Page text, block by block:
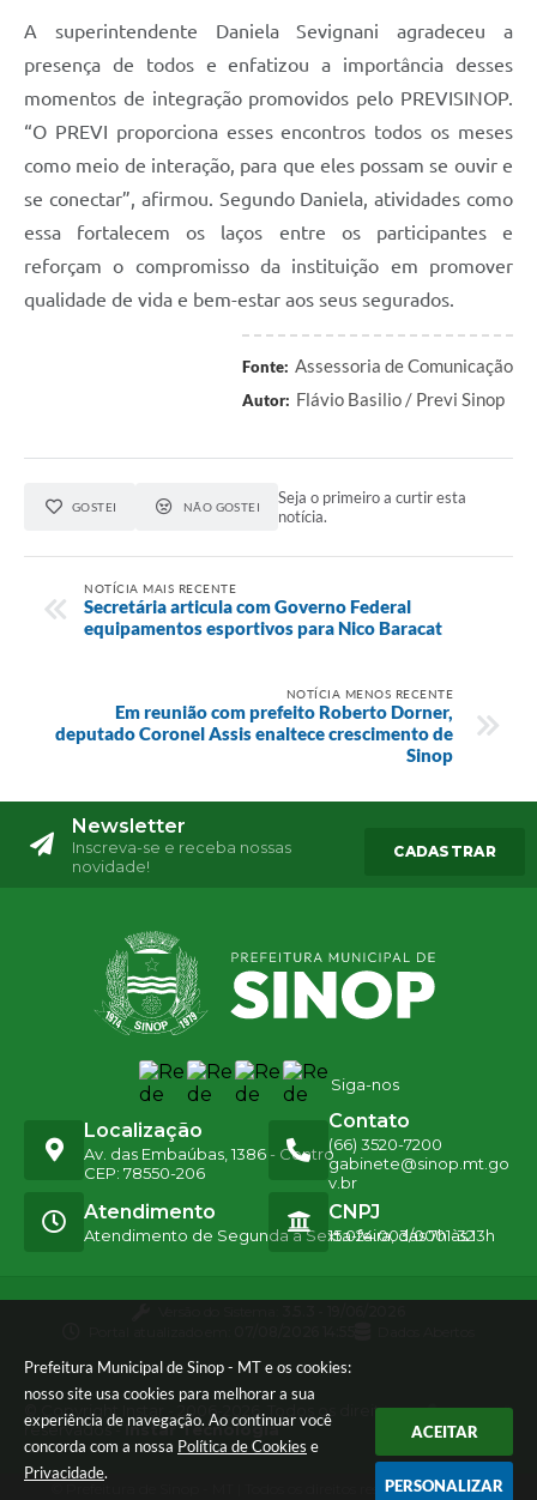
Prefeitura Municipal de Sinop - MT e os cookies:
nosso site usa cookies para melhorar a sua
experiência de navegação. Ao continuar você
concorda com a nossa Política de Cookies e
Privacidade.
ACEITAR
PERSONALIZAR
A superintendente Daniela Sevignani agradeceu a
presença de todos e enfatizou a importância desses
momentos de integração promovidos pelo PREVISINOP.
“O PREVI proporciona esses encontros todos os meses
como meio de interação, para que eles possam se ouvir e
se conectar”, afirmou. Segundo Daniela, atividades como
essa fortalecem os laços entre os participantes e
reforçam o compromisso da instituição em promover
qualidade de vida e bem-estar aos seus segurados.
Fonte: Assessoria de Comunicação
Autor: Flávio Basilio / Previ Sinop
GOSTEI NÃO GOSTEI
Seja o primeiro a curtir esta
notícia.
NOTÍCIA MAIS RECENTE
Secretária articula com Governo Federal
equipamentos esportivos para Nico Baracat
NOTÍCIA MENOS RECENTE
Em reunião com prefeito Roberto Dorner,
deputado Coronel Assis enaltece crescimento de
Sinop
Newsletter
Inscreva-se e receba nossas
novidade!
CADASTRAR
Siga-nos
Localização
Av. das Embaúbas, 1386 - Centro
CEP: 78550-206
Contato
(66) 3520-7200
gabinete@sinop.mt.go
v.br
Atendimento
Atendimento de Segunda a Sexta-feira, das 7h às 13h
CNPJ
15.024.003/0001-32
© Copyright Instar - 2006-2026. Todos os direitos
reservados - Instar Tecnologia